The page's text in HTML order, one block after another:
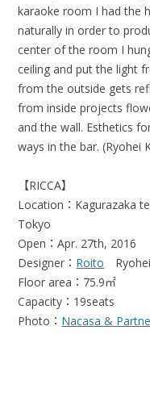
karaoke room I had the
naturally in order to
center of the room I
ceiling and put the light
from the outside gets
from inside projects
and the wall. Esthetics
ways in the bar. (Ryohei
【RICCA】
Location：Kagurazaka
Tokyo
Open：Apr. 27th, 2016
Designer： Roito
Floor area：75.9㎡
Capacity：19seats
Photo： Nacasa &